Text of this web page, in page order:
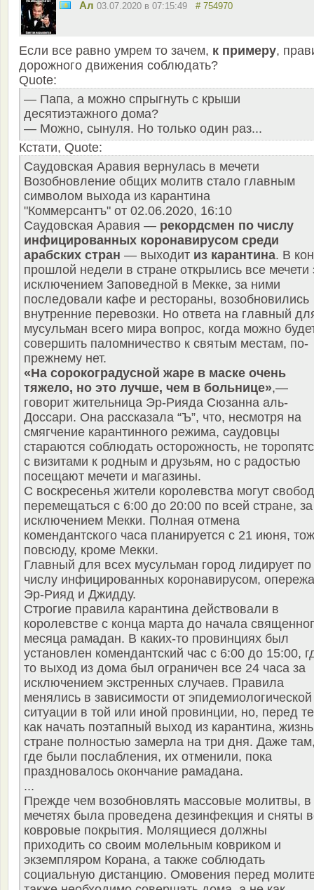
Ал 03.07.2020 в 07:15:49 # 754970
Если все равно умрем то зачем, к примеру,
дорожного движения соблюдать?
Quote:
— Папа, а можно спрыгнуть с крыши
десятиэтажного дома?
— Можно, сынуля. Но только один раз...
Кстати, Quote:
Саудовская Аравия вернулась в мечети
Возобновление общих молитв стало главным
символом выхода из карантина
"Коммерсантъ" от 02.06.2020, 16:10
Саудовская Аравия — рекордсмен по числу
инфицированных коронавирусом среди
арабских стран — выходит из карантина. В
прошлой недели в стране открылись все мечети
исключением Заповедной в Мекке, за ними
последовали кафе и рестораны, возобновились
внутренние перевозки. Но ответа на главный
мусульман всего мира вопрос, когда можно
совершить паломничество к святым местам, по-
прежнему нет.
«На сорокоградусной жаре в маске очень
тяжело, но это лучше, чем в больнице»,—
говорит жительница Эр-Рияда Сюзанна аль-
Доссари. Она рассказала “Ъ”, что, несмотря на
смягчение карантинного режима, саудовцы
стараются соблюдать осторожность, не
с визитами к родным и друзьям, но с радостью
посещают мечети и магазины.
С воскресенья жители королевства могут
перемещаться с 6:00 до 20:00 по всей стране, за
исключением Мекки. Полная отмена
комендантского часа планируется с 21 июня,
повсюду, кроме Мекки.
Главный для всех мусульман город лидирует по
числу инфицированных коронавирусом,
Эр-Рияд и Джидду.
Строгие правила карантина действовали в
королевстве с конца марта до начала
месяца рамадан. В каких-то провинциях был
установлен комендантский час с 6:00 до 15:00,
то выход из дома был ограничен все 24 часа за
исключением экстренных случаев. Правила
менялись в зависимости от эпидемиологической
ситуации в той или иной провинции, но, перед
как начать поэтапный выход из карантина,
стране полностью замерла на три дня. Даже
где были послабления, их отменили, пока
праздновалось окончание рамадана.
...
Прежде чем возобновлять массовые молитвы, в
мечетях была проведена дезинфекция и сняты
ковровые покрытия. Молящиеся должны
приходить со своим молельным ковриком и
экземпляром Корана, а также соблюдать
социальную дистанцию. Омовения перед